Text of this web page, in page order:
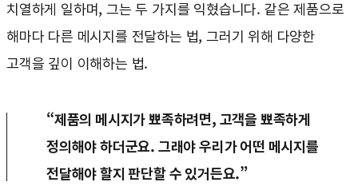
치열하게 일하며, 그는 두 가지를 익혔습니다. 같은 제품으로
해마다 다른 메시지를 전달하는 법, 그러기 위해 다양한
고객을 깊이 이해하는 법.
“제품의 메시지가 뾰족하려면, 고객을 뾰족하게
정의해야 하더군요. 그래야 우리가 어떤 메시지를
전달해야 할지 판단할 수 있거든요.”